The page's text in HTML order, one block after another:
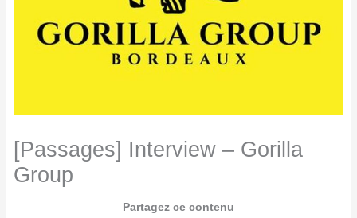
[Passages] Interview – Gorilla
Group
Partagez ce contenu